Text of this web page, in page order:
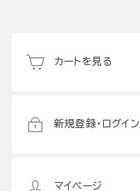
カートを見る
新規登録・ログイン
マイページ